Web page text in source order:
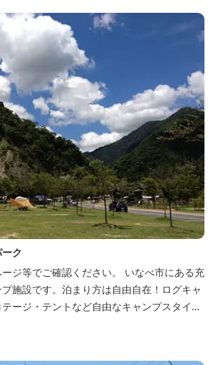
ク
確認ください。 いなべ市にある充
施設です。泊まり方は自由自在！ログキャ
ージ・テントなど自由なキャンプスタイル
の炭火焼ハウスがありますので、雨や風の
をお楽しみいただけます。日帰り利用、団